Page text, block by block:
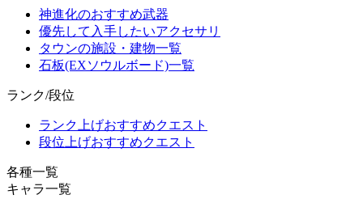
神進化のおすすめ武器
優先して入手したいアクセサリ
タウンの施設・建物一覧
石板(EXソウルボード)一覧
ランク/段位
ランク上げおすすめクエスト
段位上げおすすめクエスト
各種一覧
キャラ一覧